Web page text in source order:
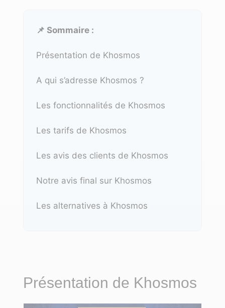
📌 Sommaire :
Présentation de Khosmos
A qui s’adresse Khosmos ?
Les fonctionnalités de Khosmos
Les tarifs de Khosmos
Les avis des clients de Khosmos
Notre avis final sur Khosmos
Les alternatives à Khosmos
Présentation de Khosmos